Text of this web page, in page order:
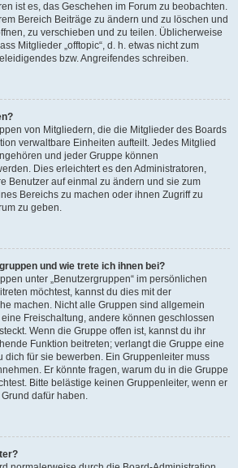
ist es, das Geschehen im Forum zu beobachten.
Bereich Beiträge zu ändern und zu löschen und
zu verschieben und zu teilen. Üblicherweise
Mitglieder „offtopic“, d. h. etwas nicht zum
bzw. Angreifendes schreiben.
von Mitgliedern, die die Mitglieder des Boards
verwaltbare Einheiten aufteilt. Jedes Mitglied
und jeder Gruppe können
Dies erleichtert es den Administratoren,
Benutzer auf einmal zu ändern und sie zum
Bereichs zu machen oder ihnen Zugriff zu
zu geben.
und wie trete ich ihnen bei?
unter „Benutzergruppen“ im persönlichen
möchtest, kannst du dies mit der
machen. Nicht alle Gruppen sind allgemein
Freischaltung, andere können geschlossen
Wenn die Gruppe offen ist, kannst du ihr
Funktion beitreten; verlangt die Gruppe eine
dich für sie bewerben. Ein Gruppenleiter muss
Er könnte fragen, warum du in die Gruppe
Bitte belästige keinen Gruppenleiter, wenn er
dafür haben.